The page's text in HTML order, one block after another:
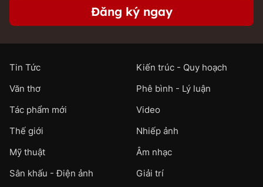
Đăng ký ngay
Tin Tức
Kiến trúc - Quy hoạch
Văn thơ
Phê bình - Lý luận
Tác phẩm mới
Video
Thế giới
Nhiếp ảnh
Mỹ thuật
Âm nhạc
Sân khấu - Điện ảnh
Giải trí